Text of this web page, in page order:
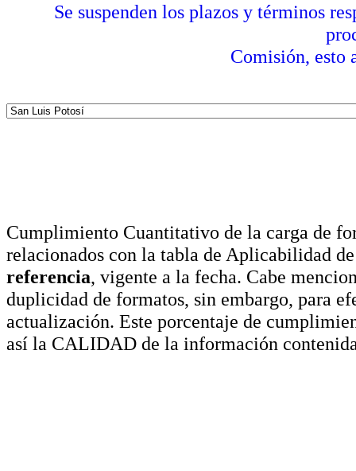
Se suspenden los plazos y términos
Comisión, esto
Cumplimiento Cuantitativo de la carga de
relacionados con la tabla de Aplicabilidad
referencia, vigente a la fecha. Cabe
duplicidad de formatos, sin embargo, para
actualización. Este porcentaje de
así la CALIDAD de la información